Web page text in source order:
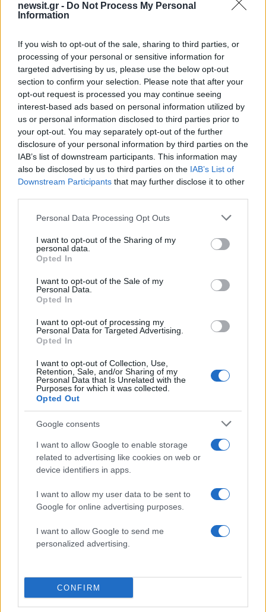
newsit.gr - Do Not Process My Personal
Information
If you wish to opt-out of the sale, sharing to third parties, or
processing of your personal or sensitive information for
targeted advertising by us, please use the below opt-out
section to confirm your selection. Please note that after your
opt-out request is processed you may continue seeing
interest-based ads based on personal information utilized by
us or personal information disclosed to third parties prior to
your opt-out. You may separately opt-out of the further
disclosure of your personal information by third parties on the
IAB’s list of downstream participants. This information may
also be disclosed by us to third parties on the IAB’s List of
Downstream Participants that may further disclose it to other
Please note that this website/app uses one or more Google
not limited to your visit or usage behaviour. You may click to
grant or deny consent to Google and its third-party tags to
use your data for below specified purposes in below Google
consent section.
Personal Data Processing Opt Outs
I want to opt-out of the Sharing of my
personal data.
Opted In
I want to opt-out of the Sale of my
Personal Data.
Opted In
I want to opt-out of processing my
Personal Data for Targeted Advertising.
Opted In
I want to opt-out of Collection, Use,
Retention, Sale, and/or Sharing of my
Personal Data that Is Unrelated with the
Purposes for which it was collected.
Opted Out
Google consents
I want to allow Google to enable storage
related to advertising like cookies on web or
device identifiers in apps.
I want to allow my user data to be sent to
Google for online advertising purposes.
I want to allow Google to send me
personalized advertising.
CONFIRM
Σχόλια
Υποβολή σχολίου
Πολιτική Απορρήτου
& Όροι Χρήσης της Google.
Πολιτική
COSCO
ΕΠΕΝΔΥΣΗ
ΕΥΡΩΠΑΙΚΗ ΕΝΩΣΗ
ΕΥΡΩΠΗ
ΚΙΝΑ
ΛΙΜΑΝΙ ΠΕΙΡΑΙΑ
ΠΑΥΛΟΠΟΥΛΟΣ
ΠΕΙΡΑΙΑΣ
ΠΡΟΕΔΡΟΣ ΔΗΜΟΚΡΑΤΙΑΣ
ΠΡΟΚΟΠΗΣ ΠΑΥΛΟΠΟΥΛΟΣ
Ακολουθήστε το Νewsit.gr στοGoogle News
τελευταία νέατης ημέρας
«Αφιέρωσε τη ζωή της στο
είχαν ανάγκη» - Η πρώτη
δήλωση της οικογένειας
της 38χρονης Λίζα που
βρέθηκε νεκρή στην
Κυψέλη
εικόνες πριν και